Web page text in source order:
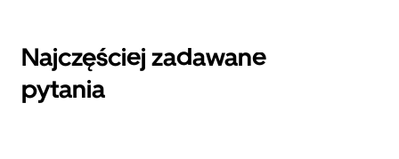
Najczęściej zadawane
pytania